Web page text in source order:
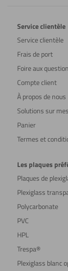
Service clientèle
Service clientèle
Frais de port
Foire aux
Compte client
À propos de nous
Solutions sur
Panier
Termes et
Les plaques
Plaques de
Plexiglass
Polycarbonate
PVC
HPL
Trespa®
Plexiglass blanc